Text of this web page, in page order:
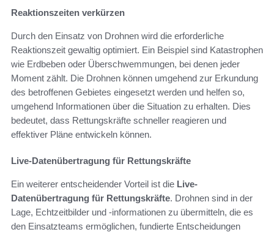
Reaktionszeiten verkürzen
Durch den Einsatz von Drohnen wird die erforderliche
Reaktionszeit gewaltig optimiert. Ein Beispiel sind Katastrophen
wie Erdbeben oder Überschwemmungen, bei denen jeder
Moment zählt. Die Drohnen können umgehend zur Erkundung
des betroffenen Gebietes eingesetzt werden und helfen so,
umgehend Informationen über die Situation zu erhalten. Dies
bedeutet, dass Rettungskräfte schneller reagieren und
effektiver Pläne entwickeln können.
Live-Datenübertragung für Rettungskräfte
Ein weiterer entscheidender Vorteil ist die Live-
Datenübertragung für Rettungskräfte. Drohnen sind in der
Lage, Echtzeitbilder und -informationen zu übermitteln, die es
den Einsatzteams ermöglichen, fundierte Entscheidungen